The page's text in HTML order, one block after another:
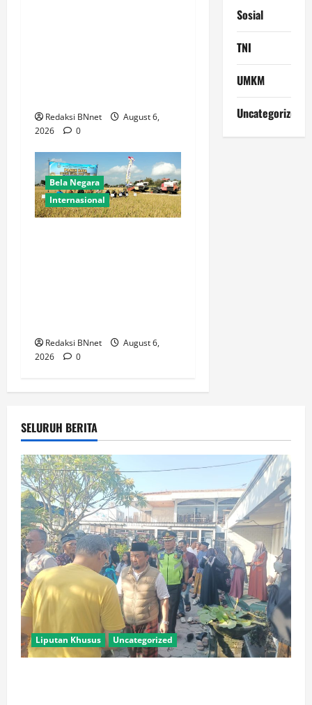
Redaksi BNnet
August 6,
2026
0
Bela Negara
Internasional
Redaksi BNnet
August 6,
2026
0
Sosial
TNI
UMKM
Uncategorized
SELURUH BERITA
Liputan Khusus Uncategorized